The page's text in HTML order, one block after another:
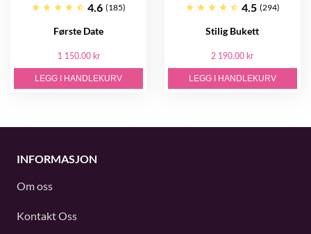
4.6 (185)
Første Date
1 150.00 kr
LEGG I HANDLEKURV
4.5 (294)
Stilig Bukett
2 190.00 kr
LEGG I HANDLEKURV
INFORMASJON
Om oss
Kontakt Oss